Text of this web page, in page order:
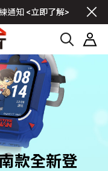
通知 <立即了解>
款全新登